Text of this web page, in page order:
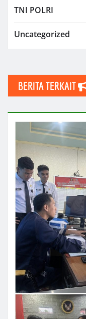
TNI POLRI
Uncategorized
BERITA TERKAIT